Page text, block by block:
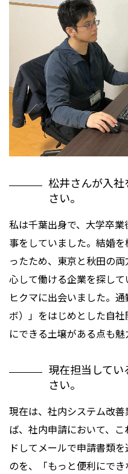
松井さんが入
さい。
私は千葉出身で、大学卒
事をしていました。結婚
ったため、東京と秋田の
心して働ける企業を探し
ヒクマに出会いました。
ボ）」をはじめとした自
にできる土壌がある点も魅
現在担当して
さい。
現在は、社内システム改
ば、社内申請において、
ドしてメールで申請書類
のを、「もっと便利にで